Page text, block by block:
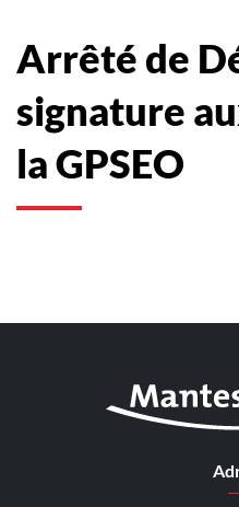
Arrêté de
signature
la GPSEO